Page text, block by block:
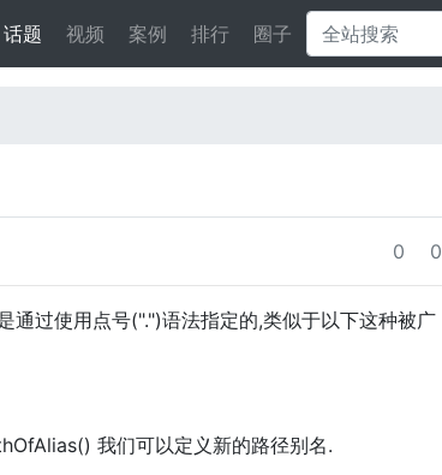
话题 视频 案例 排行 圈子
0 0
通过使用点号(".")语法指定的,类似于以下这种被广
我们可以定义新的路径别名.